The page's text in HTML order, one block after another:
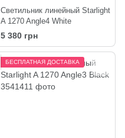
Светильник линейный Starlight
A 1270 Angle4 White
5 380 грн
БЕСПЛАТНАЯ ДОСТАВКА